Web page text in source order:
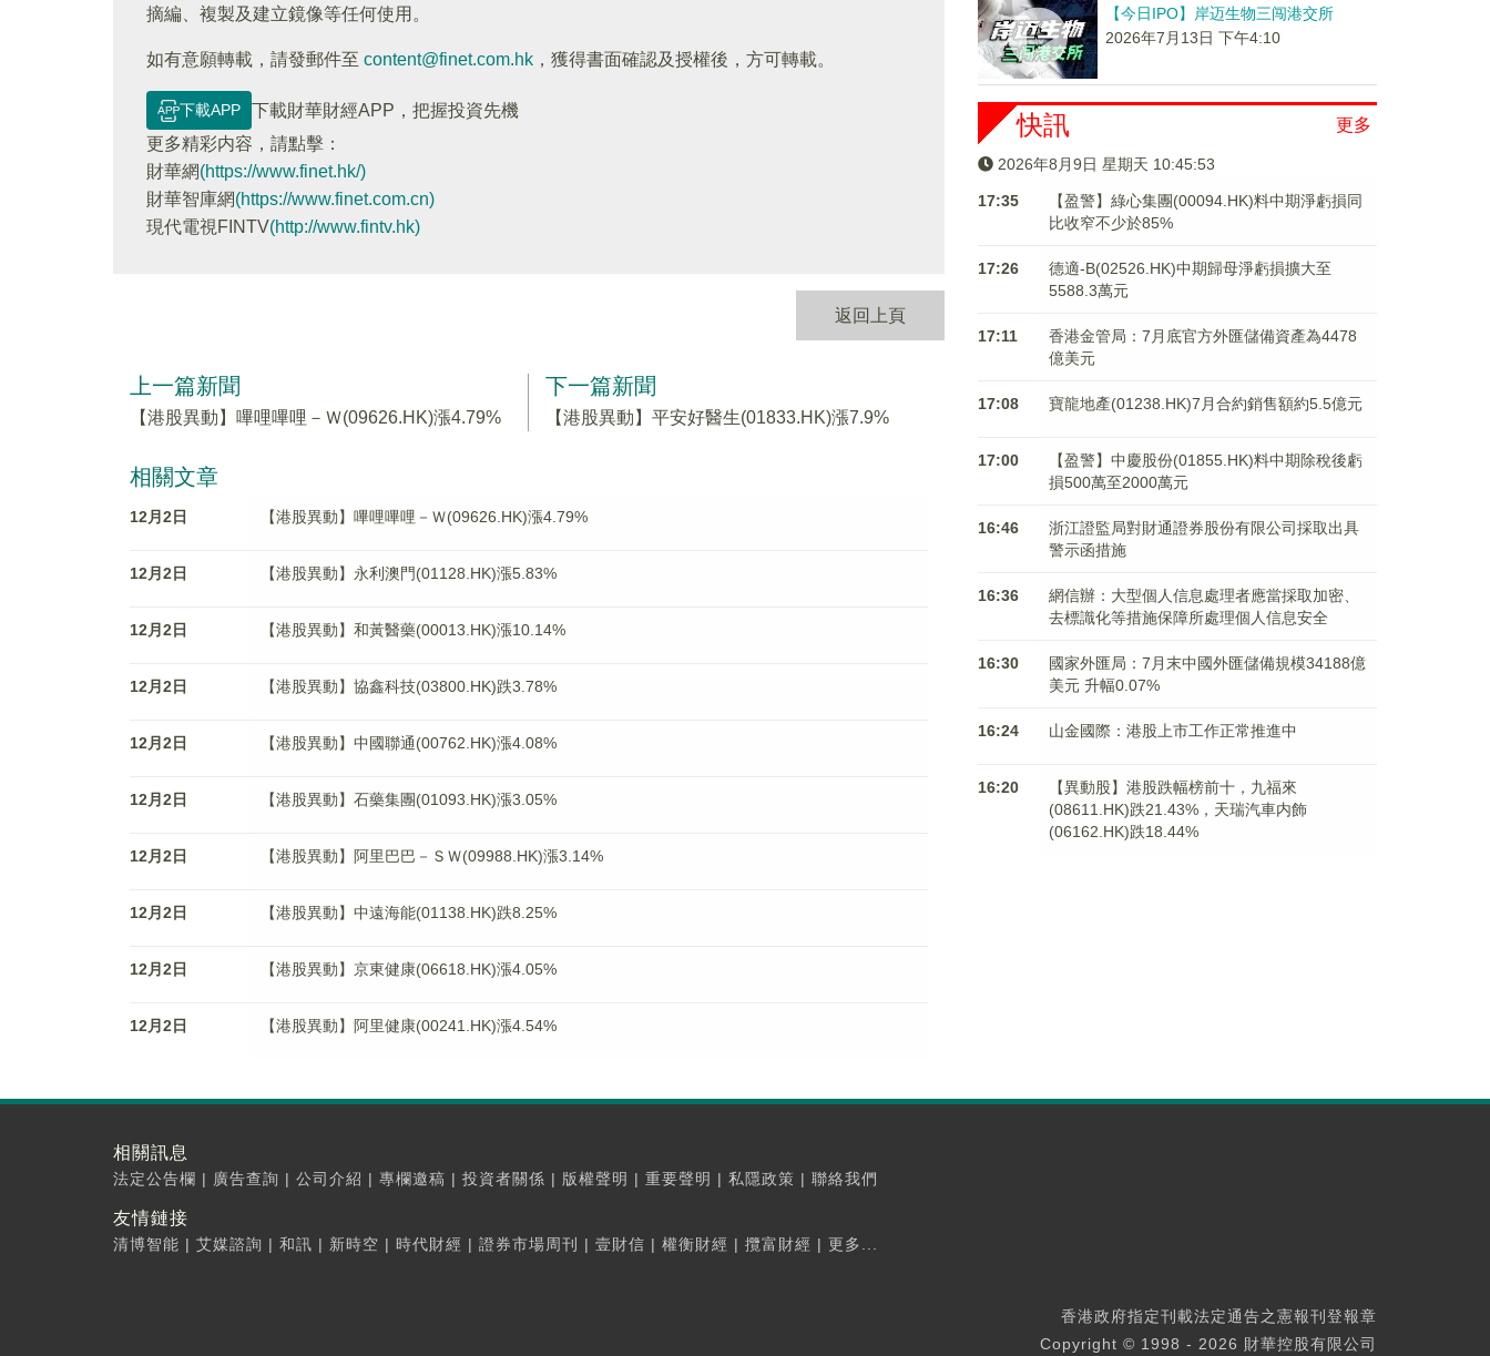
摘編、複製及建立鏡像等任何使用。
如有意願轉載，請發郵件至 content@finet.com.hk ，獲得書面確認及授權後，方可轉載。
下載APP
下載財華財經APP，把握投資先機
更多精彩内容，請點擊：
財華網(https://www.finet.hk/)
財華智庫網(https://www.finet.com.cn)
現代電視FINTV(http://www.fintv.hk)
返回上頁
上一篇新聞
【港股異動】嗶哩嗶哩－Ｗ(09626.HK)漲4.79%
下一篇新聞
【港股異動】平安好醫生(01833.HK)漲7.9%
相關文章
12月2日 【港股異動】嗶哩嗶哩－Ｗ(09626.HK)漲4.79%
12月2日 【港股異動】永利澳門(01128.HK)漲5.83%
12月2日 【港股異動】和黃醫藥(00013.HK)漲10.14%
12月2日 【港股異動】協鑫科技(03800.HK)跌3.78%
12月2日 【港股異動】中國聯通(00762.HK)漲4.08%
12月2日 【港股異動】石藥集團(01093.HK)漲3.05%
12月2日 【港股異動】阿里巴巴－ＳＷ(09988.HK)漲3.14%
12月2日 【港股異動】中遠海能(01138.HK)跌8.25%
12月2日 【港股異動】京東健康(06618.HK)漲4.05%
12月2日 【港股異動】阿里健康(00241.HK)漲4.54%
【今日IPO】岸迈生物三闯港交所
2026年7月13日 下午4:10
更多
快訊
2026年8月9日 星期天 10:45:54
17:35
【盈警】綠心集團(00094.HK)料中期淨虧損同
比收窄不少於85%
17:26
德適-B(02526.HK)中期歸母淨虧損擴大至
5588.3萬元
17:11
香港金管局：7月底官方外匯儲備資產為4478
億美元
17:08 寶龍地產(01238.HK)7月合約銷售額約5.5億元
17:00
【盈警】中慶股份(01855.HK)料中期除稅後虧
損500萬至2000萬元
16:46
浙江證監局對財通證券股份有限公司採取出具
警示函措施
16:36
網信辦：大型個人信息處理者應當採取加密、
去標識化等措施保障所處理個人信息安全
16:30
國家外匯局：7月末中國外匯儲備規模34188億
美元 升幅0.07%
16:24 山金國際：港股上市工作正常推進中
16:20
【異動股】港股跌幅榜前十，九福來
(08611.HK)跌21.43%，天瑞汽車内飾
(06162.HK)跌18.44%
相關訊息
法定公告欄 | 廣告查詢 | 公司介紹 | 專欄邀稿 | 投資者關係 | 版權聲明 | 重要聲明 | 私隱政策 | 聯絡我們
友情鏈接
清博智能 | 艾媒諮詢 | 和訊 | 新時空 | 時代財經 | 證券市場周刊 | 壹財信 | 權衡財經 | 攬富財經 | 更多...
香港政府指定刊載法定通告之憲報刊登報章
Copyright © 1998 - 2026 財華控股有限公司